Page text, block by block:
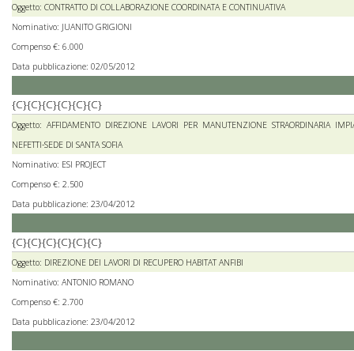
Oggetto: CONTRATTO DI COLLABORAZIONE COORDINATA E CONTINUATIVA
Nominativo: JUANITO GRIGIONI
Compenso €: 6.000
Data pubblicazione: 02/05/2012
{C}{C}{C}{C}{C}{C}
Oggetto: AFFIDAMENTO DIREZIONE LAVORI PER MANUTENZIONE STRAORDINARIA
NEFETTI-SEDE DI SANTA SOFIA
Nominativo: ESI PROJECT
Compenso €: 2.500
Data pubblicazione: 23/04/2012
{C}{C}{C}{C}{C}{C}
Oggetto: DIREZIONE DEI LAVORI DI RECUPERO HABITAT ANFIBI
Nominativo: ANTONIO ROMANO
Compenso €: 2.700
Data pubblicazione: 23/04/2012